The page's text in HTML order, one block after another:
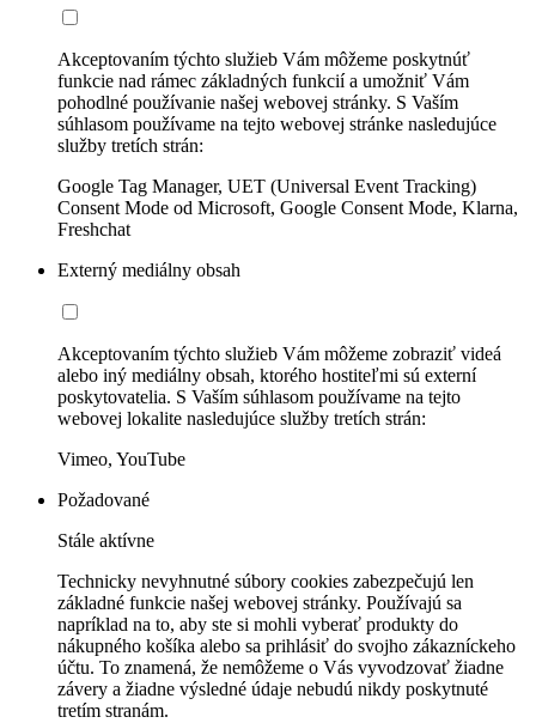
Akceptovaním týchto služieb Vám môžeme poskytnúť
funkcie nad rámec základných funkcií a umožniť Vám
pohodlné používanie našej webovej stránky. S Vaším
súhlasom používame na tejto webovej stránke nasledujúce
služby tretích strán:
Google Tag Manager, UET (Universal Event Tracking)
Consent Mode od Microsoft, Google Consent Mode, Klarna,
Freshchat
Externý mediálny obsah
Akceptovaním týchto služieb Vám môžeme zobraziť videá
alebo iný mediálny obsah, ktorého hostiteľmi sú externí
poskytovatelia. S Vaším súhlasom používame na tejto
webovej lokalite nasledujúce služby tretích strán:
Vimeo, YouTube
Požadované
Stále aktívne
Technicky nevyhnutné súbory cookies zabezpečujú len
základné funkcie našej webovej stránky. Používajú sa
napríklad na to, aby ste si mohli vyberať produkty do
nákupného košíka alebo sa prihlásiť do svojho zákazníckeho
účtu. To znamená, že nemôžeme o Vás vyvodzovať žiadne
závery a žiadne výsledné údaje nebudú nikdy poskytnuté
tretím stranám.